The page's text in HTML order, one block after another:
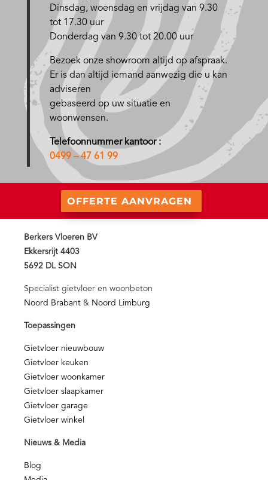
Dinsdag, woensdag en vrijdag van 9.30
tot 17.30 uur
Donderdag van 9.30 tot 20.00 uur
Bezoek onze showroom altijd op afspraak.
Er is dan altijd iemand aanwezig die u kan
adviseren
gebaseerd op uw situatie en
woonwensen.
Telefoonnummer kantoor :
0499 – 47 61 99
OFFERTE AANVRAGEN
Berkers Vloeren BV
Ekkersrijt 4403
5692 DL SON
Specialist gietvloer en woonbeton
Noord Brabant & Noord Limburg
Toepassingen
Gietvloer nieuwbouw
Gietvloer keuken
Gietvloer woonkamer
Gietvloer slaapkamer
Gietvloer garage
Gietvloer winkel
Nieuws & Media
Blog